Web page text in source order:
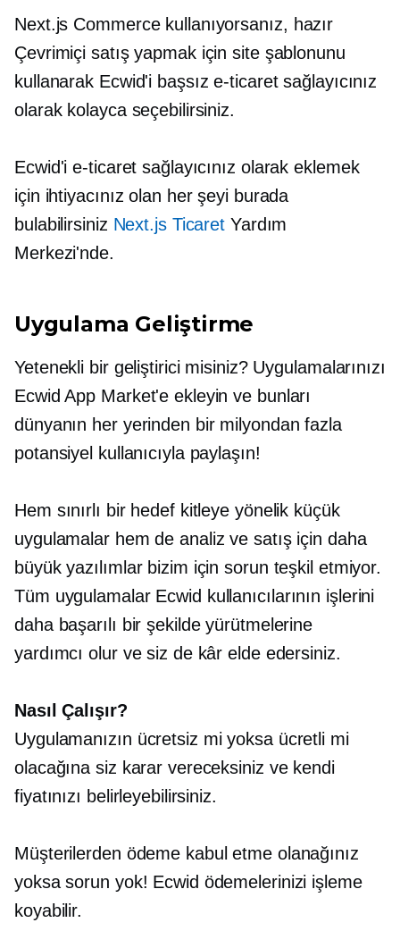
Next.js Commerce kullanıyorsanız, hazır
Çevrimiçi satış yapmak için site şablonunu
kullanarak Ecwid'i başsız e-ticaret sağlayıcınız
olarak kolayca seçebilirsiniz.
Ecwid'i e-ticaret sağlayıcınız olarak eklemek
için ihtiyacınız olan her şeyi burada
bulabilirsiniz Next.js Ticaret Yardım
Merkezi'nde.
Uygulama Geliştirme
Yetenekli bir geliştirici misiniz? Uygulamalarınızı
Ecwid App Market'e ekleyin ve bunları
dünyanın her yerinden bir milyondan fazla
potansiyel kullanıcıyla paylaşın!
Hem sınırlı bir hedef kitleye yönelik küçük
uygulamalar hem de analiz ve satış için daha
büyük yazılımlar bizim için sorun teşkil etmiyor.
Tüm uygulamalar Ecwid kullanıcılarının işlerini
daha başarılı bir şekilde yürütmelerine
yardımcı olur ve siz de kâr elde edersiniz.
Nasıl Çalışır?
Uygulamanızın ücretsiz mi yoksa ücretli mi
olacağına siz karar vereceksiniz ve kendi
fiyatınızı belirleyebilirsiniz.
Müşterilerden ödeme kabul etme olanağınız
yoksa sorun yok! Ecwid ödemelerinizi işleme
koyabilir.